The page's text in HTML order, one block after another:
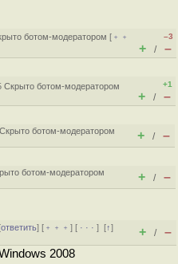
ботом-модератором [ ﹢﹢
–3
+ / –
Скрыто ботом-модератором
+1
+ / –
Скрыто ботом-модератором
+ / –
ботом-модератором
+ / –
ответить] [ ﹢﹢﹢] [ · · ·][↑]
+ / –
2008